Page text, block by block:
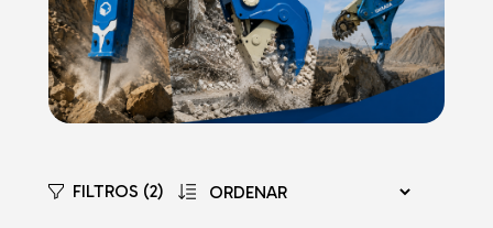
FILTROS (2)